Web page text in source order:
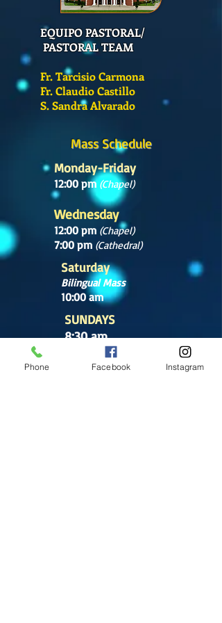
EQUIPO PASTORAL/
PASTORAL TEAM
Fr. Tarcisio Carmona
Fr. Claudio Castillo
S. Sandra Alvarado
Mass Schedule
Monday-Friday
12:00 pm (Chapel)
Wednesday
12:00 pm (Chapel)
7:00 pm (Cathedral)
Saturday
Bilingual Mass
10:00 am
SUNDAYS
8:30 am
(Cathedral)
10:00 am
Phone Facebook Instagram